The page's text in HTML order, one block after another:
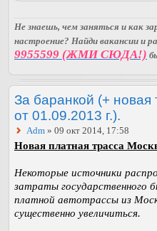
Не знаешь, чем заняться и как
настроение? Найди вакансии и
9955599 (ЖМИ СЮДА!)
За баранкой (+
от 01.09.2013 г.).
Adm » 09 окт 2014, 17:58
Новая платная трасса
Некоторые источники
затраты государственного
платной автотрассы из
существенно увеличиться.